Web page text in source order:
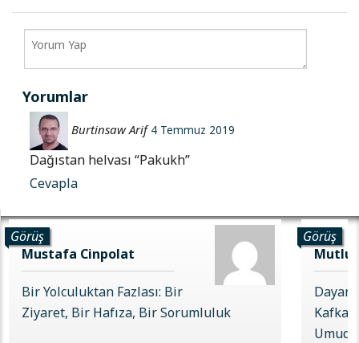
Yorumlar
Burtinsaw Arif 4 Temmuz 2019
Dağıstan helvası “Pakukh”
Cevapla
Görüş
Mustafa Cinpolat
Bir Yolculuktan Fazlası: Bir
Ziyaret, Bir Hafıza, Bir Sorumluluk
Görüş
Mutlu
Kafkas
Umudu